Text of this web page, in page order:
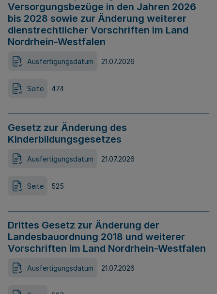
Versorgungsbezüge in den Jahren 2026
bis 2028 sowie zur Änderung weiterer
dienstrechtlicher Vorschriften im Land
Nordrhein-Westfalen
Ausfertigungsdatum 21.07.2026
Seite 474
Gesetz zur Änderung des
Kinderbildungsgesetzes
Ausfertigungsdatum 21.07.2026
Seite 525
Drittes Gesetz zur Änderung der
Landesbauordnung 2018 und weiterer
Vorschriften im Land Nordrhein-Westfalen
Ausfertigungsdatum 21.07.2026